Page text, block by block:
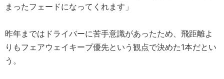
まったフェードになってくれます」
昨年まではドライバーに苦手意識があったため、飛距離よ
りもフェアウェイキープ優先という観点で決めた1本だとい
う。